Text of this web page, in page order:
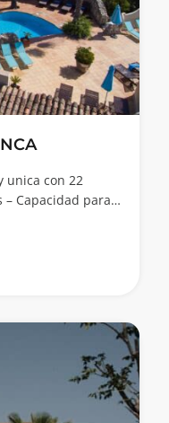
unica con 22
– Capacidad para…